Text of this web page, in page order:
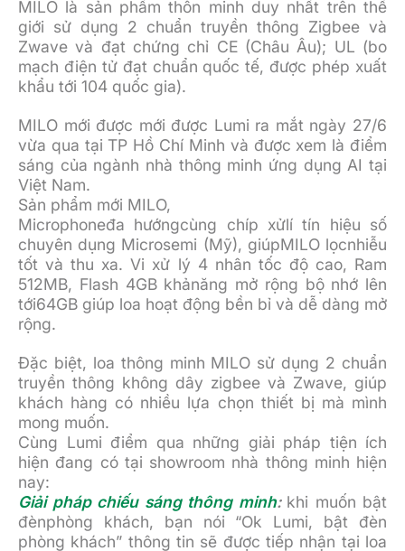
MILO là sản phẩm thôn minh duy nhất trên thế
giới sử dụng 2 chuẩn truyền thông Zigbee và
Zwave và đạt chứng chỉ CE (Châu Âu); UL (bo
mạch điện tử đạt chuẩn quốc tế, được phép xuất
khẩu tới 104 quốc gia).
MILO mới được mới được Lumi ra mắt ngày 27/6
vừa qua tại TP Hồ Chí Minh và được xem là điểm
sáng của ngành nhà thông minh ứng dụng AI tại
Việt Nam.
Sản phẩm mới MILO,
Microphoneđa hướngcùng chíp xửlí tín hiệu số
chuyên dụng Microsemi (Mỹ), giúpMILO lọcnhiễu
tốt và thu xa. Vi xử lý 4 nhân tốc độ cao, Ram
512MB, Flash 4GB khảnăng mở rộng bộ nhớ lên
tới64GB giúp loa hoạt động bền bỉ và dễ dàng mở
rộng.
Đặc biệt, loa thông minh MILO sử dụng 2 chuẩn
truyền thông không dây zigbee và Zwave, giúp
khách hàng có nhiều lựa chọn thiết bị mà mình
mong muốn.
Cùng Lumi điểm qua những giải pháp tiện ích
hiện đang có tại showroom nhà thông minh hiện
nay:
Giải pháp chiếu sáng thông minh: khi muốn bật
đènphòng khách, bạn nói “Ok Lumi, bật đèn
phòng khách” thông tin sẽ được tiếp nhận tại loa